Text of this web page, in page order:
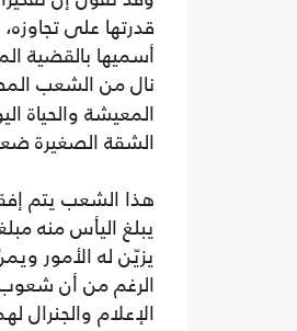
قدرتها على
أسميها بالقضية
نال من الشعب
الشقة الصغيرة
هذا الشعب يتم
يبلغ اليأس منه
يزيّن له الأمور
الرغم من أن
الإعلام والجنرال